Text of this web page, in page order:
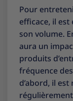
Pour
efficace, il
son volume.
aura un
produits
fréquence
d’abord, il
régulièrement